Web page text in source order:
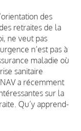
des
retraites de la
ne veut pas
n’est pas à
maladie où
sanitaire
a récemment
sur la
Qu’y apprend-